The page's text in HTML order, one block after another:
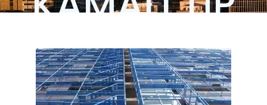
İSKELE